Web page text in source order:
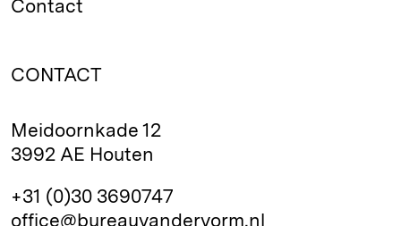
Contact
CONTACT
Meidoornkade 12
3992 AE Houten
+31 (0)30 3690747
office@bureauvandervorm.nl